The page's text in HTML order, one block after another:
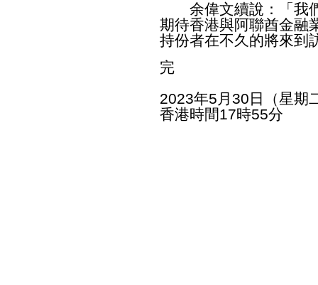
余偉文續說：「我們
期待香港與阿聯酋金融
持份者在不久的將來到
完
2023年5月30日（星期
香港時間17時55分